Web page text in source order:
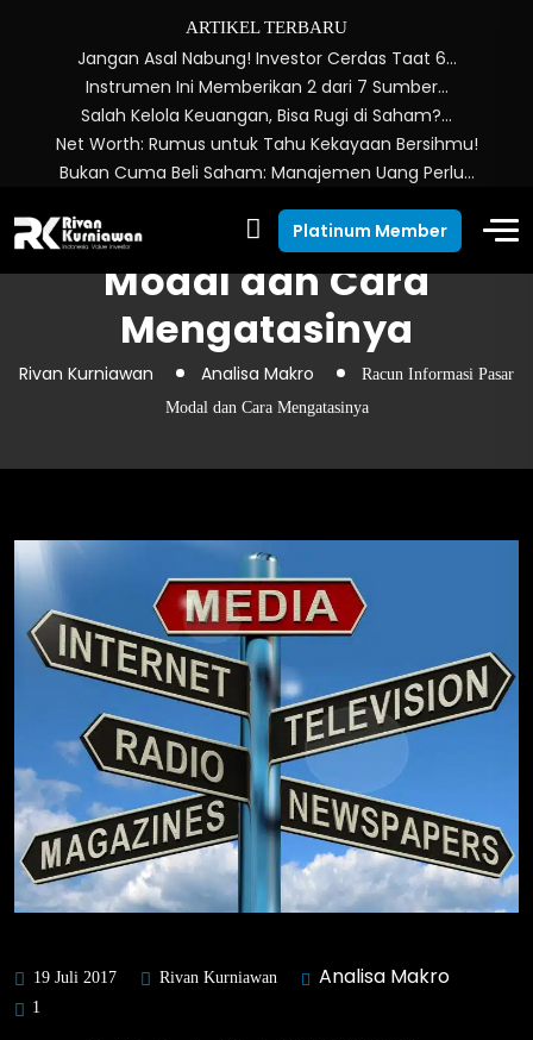
ARTIKEL TERBARU
Jangan Asal Nabung! Investor Cerdas Taat 6…
Instrumen Ini Memberikan 2 dari 7 Sumber…
Salah Kelola Keuangan, Bisa Rugi di Saham?…
Net Worth: Rumus untuk Tahu Kekayaan Bersihmu!
Bukan Cuma Beli Saham: Manajemen Uang Perlu…
Platinum Member
Racun Informasi Pasar
Modal dan Cara
Mengatasinya
Rivan Kurniawan Analisa Makro
Racun Informasi Pasar
Modal dan Cara Mengatasinya
19 Juli 2017 Rivan Kurniawan Analisa Makro
1